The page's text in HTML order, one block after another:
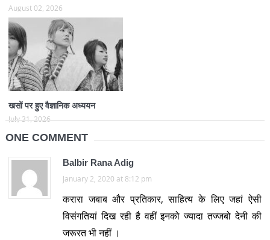
August 02, 2026
खसों पर हुए वैज्ञानिक अध्ययन
July 31, 2026
ONE COMMENT
Balbir Rana Adig
January 2, 2020 at 8:12 pm
करारा जबाब और प्रतिकार, साहित्य के लिए जहां ऐसी
विसंगतियां दिख रही है वहीं इनको ज्यादा तज्जबो देनी की
जरूरत भी नहीं ।